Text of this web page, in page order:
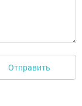
Отправить